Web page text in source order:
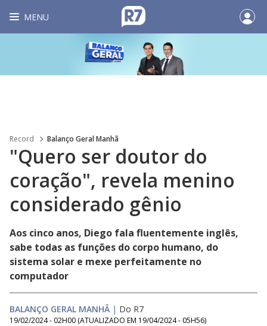
MENU
Record Balanço Geral Manhã
"Quero ser doutor do
coração", revela menino
considerado gênio
Aos cinco anos, Diego fala fluentemente inglês,
sabe todas as funções do corpo humano, do
sistema solar e mexe perfeitamente no
computador
BALANÇO GERAL MANHÃ | Do R7
19/02/2024 - 02H00 (ATUALIZADO EM 19/04/2024 - 05H56)